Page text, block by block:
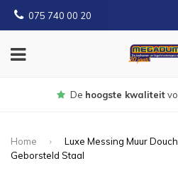
075 740 00 20
Gratisbezorgd
Home
Luxe Messing Muur
Geborsteld Staal